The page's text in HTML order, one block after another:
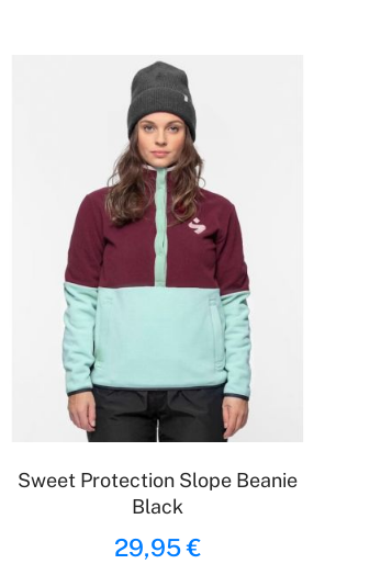
Sweet Protection Slope Beanie
Black
29,95 €